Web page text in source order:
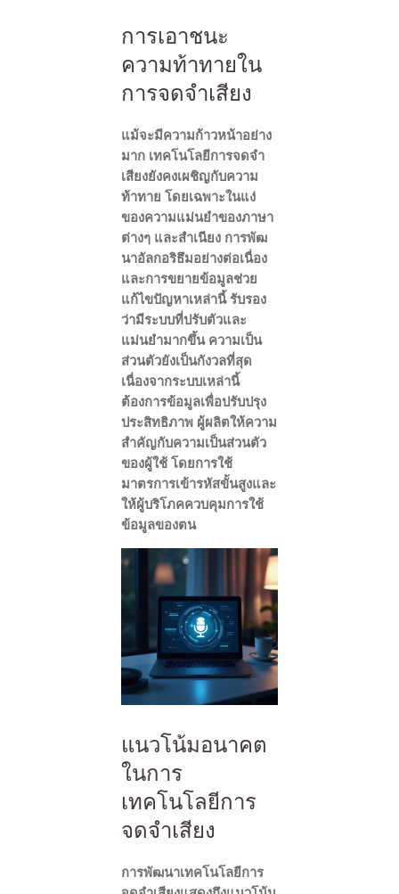
การเอาชนะ
ความท้าทายใน
การจดจำเสียง
แม้จะมีความก้าวหน้าอย่าง
มาก เทคโนโลยีการจดจำ
เสียงยังคงเผชิญกับความ
ท้าทาย โดยเฉพาะในแง่
ของความแม่นยำของภาษา
ต่างๆ และสำเนียง การพัฒ
นาอัลกอริธึมอย่างต่อเนื่อง
และการขยายข้อมูลช่วย
แก้ไขปัญหาเหล่านี้ รับรอง
ว่ามีระบบที่ปรับตัวและ
แม่นยำมากขึ้น ความเป็น
ส่วนตัวยังเป็นกังวลที่สุด
เนื่องจากระบบเหล่านี้
ต้องการข้อมูลเพื่อปรับปรุง
ประสิทธิภาพ ผู้ผลิตให้ความ
สำคัญกับความเป็นส่วนตัว
ของผู้ใช้ โดยการใช้
มาตรการเข้ารหัสขั้นสูงและ
ให้ผู้บริโภคควบคุมการใช้
ข้อมูลของตน
แนวโน้มอนาคต
ในการ
เทคโนโลยีการ
จดจำเสียง
การพัฒนาเทคโนโลยีการ